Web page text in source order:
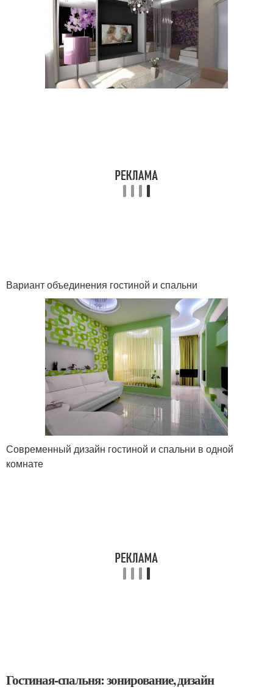
Вариант объединения гостиной и спальни
Современный дизайн гостиной и спальни в одной
комнате
Гостиная-спальня: зонирование, дизайн